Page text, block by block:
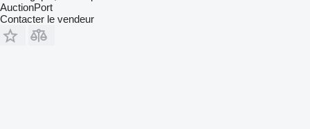
AuctionPort
Contacter le vendeur